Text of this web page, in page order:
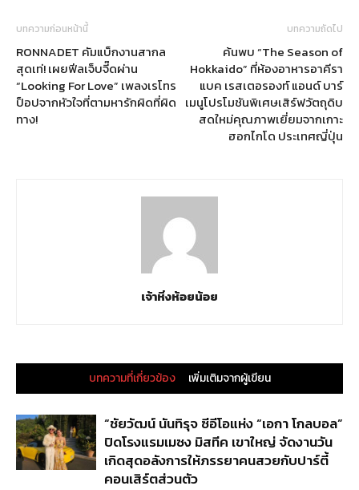
บทความก่อนหน้านี้
RONNADET คัมแบ็กงานสากล
สุดเท่! เผยฟีลเจ็บจี๊ดผ่าน
“Looking For Love” เพลงเรโทร
ป็อปจากหัวใจที่ตามหารักผิดที่ผิด
ทาง!
บทความถัดไป
ค้นพบ “The Season of
Hokkaido” ที่ห้องอาหารอาคีรา
แบค เรสเตอรองท์ แอนด์ บาร์
เมนูโปรโมชันพิเศษเสิร์ฟวัตถุดิบ
สดใหม่คุณภาพเยี่ยมจากเกาะ
ฮอกไกโด ประเทศญี่ปุ่น
เจ้าหิ่งห้อยน้อย
บทความที่เกี่ยวข้อง เพิ่มเติมจากผู้เขียน
“ชัยวัฒน์ นันทิรุจ ซีอีโอแห่ง “เอกา โกลบอล”
ปิดโรงแรมเมซง มิสทีค เขาใหญ่ จัดงานวัน
เกิดสุดอลังการให้ภรรยาคนสวยกับปาร์ตี้
คอนเสิร์ตส่วนตัว